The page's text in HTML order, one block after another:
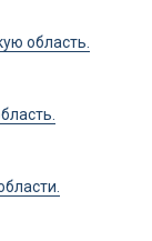
область.